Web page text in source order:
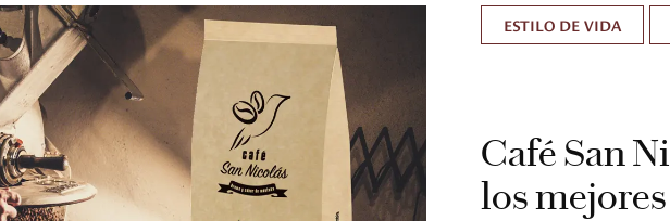
ESTILO DE VIDA
Café San
los